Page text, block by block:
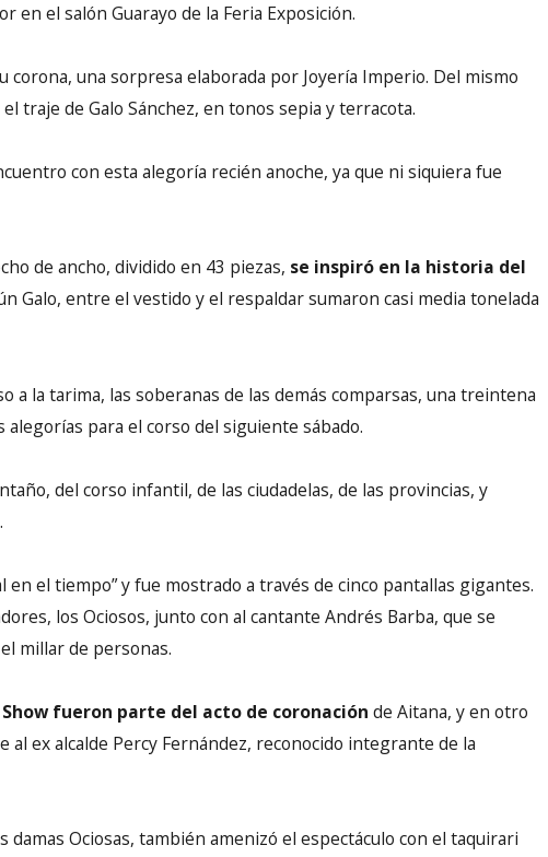
en el salón Guarayo de la Feria Exposición.
corona, una sorpresa elaborada por Joyería Imperio. Del mismo
traje de Galo Sánchez, en tonos sepia y terracota.
con esta alegoría recién anoche, ya que ni siquiera fue
de ancho, dividido en 43 piezas, se inspiró en la historia del
Galo, entre el vestido y el respaldar sumaron casi media tonelada
a la tarima, las soberanas de las demás comparsas, una treintena
para el corso del siguiente sábado.
del corso infantil, de las ciudadelas, de las provincias, y
en el tiempo” y fue mostrado a través de cinco pantallas gigantes.
los Ociosos, junto con al cantante Andrés Barba, que se
millar de personas.
fueron parte del acto de coronación de Aitana, y en otro
ex alcalde Percy Fernández, reconocido integrante de la
Ociosas, también amenizó el espectáculo con el taquirari